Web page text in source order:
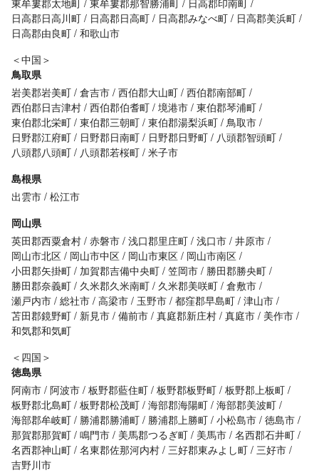
東牟婁郡太地町 東牟婁郡那智勝浦町
日高郡印南町
日高郡日高川町
日高郡日高町 日高郡みなべ町
日高郡美浜町
日高郡由良町 和歌山市
＜中国＞
鳥取県
岩美郡岩美町 倉吉市 西伯郡大山町 西伯郡南部町
西伯郡日吉津村 西伯郡伯耆町 境港市 東伯郡琴浦町
東伯郡北栄町 東伯郡三朝町 東伯郡湯梨浜町 鳥取市
日野郡江府町
日野郡日南町 日野郡日野町
八頭郡智頭町
八頭郡八頭町
八頭郡若桜町 米子市
島根県
出雲市 松江市
岡山県
英田郡西粟倉村 赤磐市 浅口郡里庄町 浅口市 井原市
岡山市北区
岡山市中区 岡山市東区
岡山市南区
小田郡矢掛町
加賀郡吉備中央町 笠岡市
勝田郡勝央町
勝田郡奈義町
久米郡久米南町 久米郡美咲町 倉敷市
瀬戸内市 総社市 高梁市 玉野市 都窪郡早島町 津山市
苫田郡鏡野町
新見市 備前市 真庭郡新庄村 真庭市
美作市
和気郡和気町
＜四国＞
徳島県
阿南市 阿波市 板野郡藍住町 板野郡板野町 板野郡上板町
板野郡北島町 板野郡松茂町 海部郡海陽町 海部郡美波町
海部郡牟岐町
勝浦郡勝浦町 勝浦郡上勝町 小松島市 徳島市
那賀郡那賀町 鳴門市 美馬郡つるぎ町 美馬市 名西郡石井町
名西郡神山町 名東郡佐那河内村 三好郡東みよし町 三好市
吉野川市